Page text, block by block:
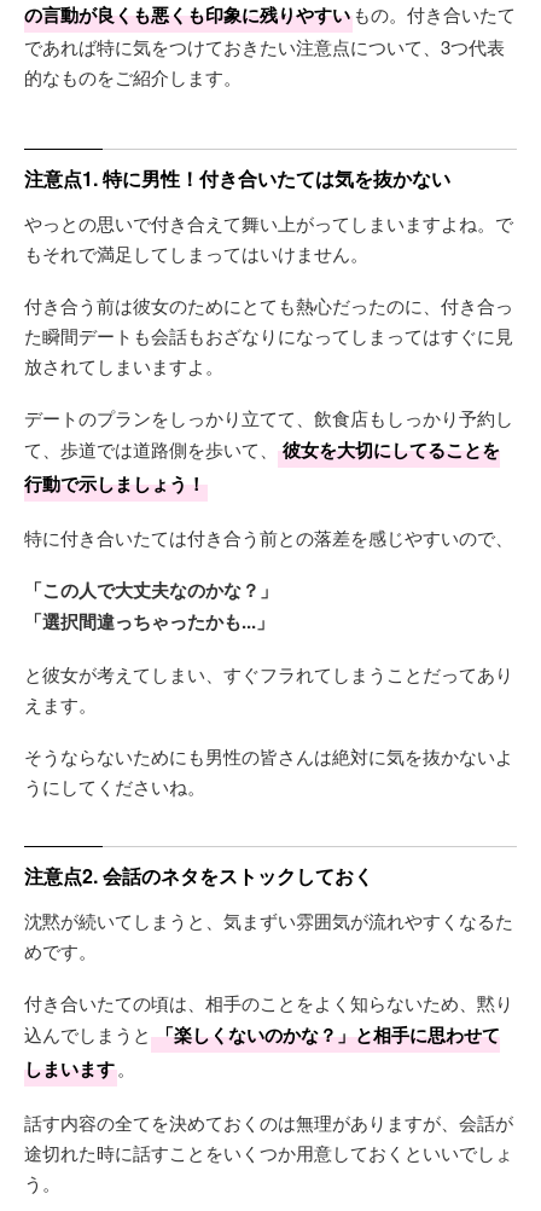
の言動が良くも悪くも印象に残りやすい もの。付き合いたて
であれば特に気をつけておきたい注意点について、3つ代表
的なものをご紹介します。
注意点1. 特に男性！付き合いたては気を抜かない
やっとの思いで付き合えて舞い上がってしまいますよね。で
もそれで満足してしまってはいけません。
付き合う前は彼女のためにとても熱心だったのに、付き合っ
た瞬間デートも会話もおざなりになってしまってはすぐに見
放されてしまいますよ。
デートのプランをしっかり立てて、飲食店もしっかり予約し
て、歩道では道路側を歩いて、
彼女を大切にしてることを
行動で示しましょう！
特に付き合いたては付き合う前との落差を感じやすいので、
「この人で大丈夫なのかな？」
「選択間違っちゃったかも...」
と彼女が考えてしまい、すぐフラれてしまうことだってあり
えます。
そうならないためにも男性の皆さんは絶対に気を抜かないよ
うにしてくださいね。
注意点2. 会話のネタをストックしておく
沈黙が続いてしまうと、気まずい雰囲気が流れやすくなるた
めです。
付き合いたての頃は、相手のことをよく知らないため、黙り
込んでしまうと 「楽しくないのかな？」と相手に思わせて
しまいます。
話す内容の全てを決めておくのは無理がありますが、会話が
途切れた時に話すことをいくつか用意しておくといいでしょ
う。